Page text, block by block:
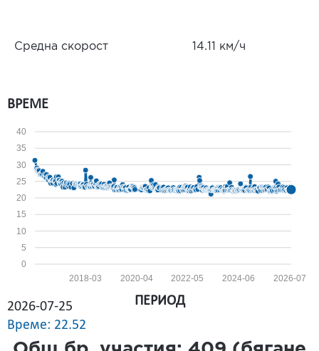
Средна скорост 14.11 км/ч
ВРЕМЕ
0
5
10
15
20
25
30
35
40
2026-07
2024-06
2022-05
2020-04
2018-03
2026-07-25
Време: 22.52
ПЕРИОД